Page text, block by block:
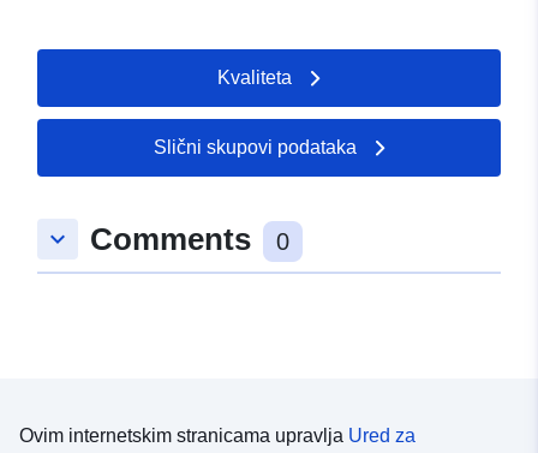
Kvaliteta
Slični skupovi podataka
keyboard_arrow_down Comments 0
Ovim internetskim stranicama upravlja Ured za